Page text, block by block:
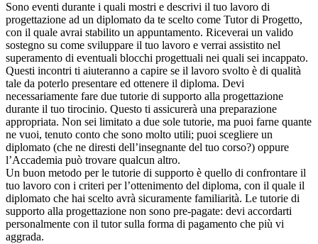
Sono eventi durante i quali mostri e descrivi il tuo lavoro di
progettazione ad un diplomato da te scelto come Tutor di Progetto,
con il quale avrai stabilito un appuntamento. Riceverai un valido
sostegno su come sviluppare il tuo lavoro e verrai assistito nel
superamento di eventuali blocchi progettuali nei quali sei incappato.
Questi incontri ti aiuteranno a capire se il lavoro svolto è di qualità
tale da poterlo presentare ed ottenere il diploma. Devi
necessariamente fare due tutorie di supporto alla progettazione
durante il tuo tirocinio. Questo ti assicurerà una preparazione
appropriata. Non sei limitato a due sole tutorie, ma puoi farne quante
ne vuoi, tenuto conto che sono molto utili; puoi scegliere un
diplomato (che ne diresti dell’insegnante del tuo corso?) oppure
l’Accademia può trovare qualcun altro.
Un buon metodo per le tutorie di supporto è quello di confrontare il
tuo lavoro con i criteri per l’ottenimento del diploma, con il quale il
diplomato che hai scelto avrà sicuramente familiarità. Le tutorie di
supporto alla progettazione non sono pre-pagate: devi accordarti
personalmente con il tutor sulla forma di pagamento che più vi
aggrada.